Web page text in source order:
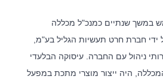
במשך שנתיים כמנכ"ל מכללה
ידי חברת חרט תעשיות הגליל בע"מ,
ניהול עם החברה. עיסוקה הבלעדי
היה ייצור מוצרי מתכת במפעל